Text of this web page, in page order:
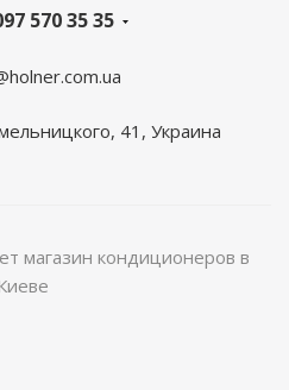
570 35 35
41, Украина
магазин кондиционеров в